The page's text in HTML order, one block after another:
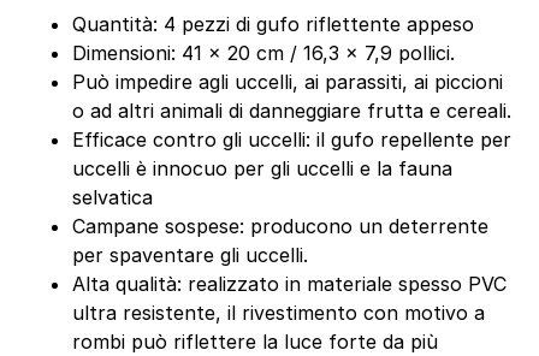
Quantità: 4 pezzi di gufo riflettente appeso
Dimensioni: 41 x 20 cm / 16,3 x 7,9 pollici.
Può impedire agli uccelli, ai parassiti, ai piccioni
o ad altri animali di danneggiare frutta e cereali.
Efficace contro gli uccelli: il gufo repellente per
uccelli è innocuo per gli uccelli e la fauna
selvatica
Campane sospese: producono un deterrente
per spaventare gli uccelli.
Alta qualità: realizzato in materiale spesso PVC
ultra resistente, il rivestimento con motivo a
rombi può riflettere la luce forte da più